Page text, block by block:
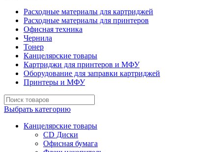
Расходные материалы для картриджей
Расходные материалы для принтеров
Офисная техника
Чернила
Тонер
Канцелярские товары
Картриджи для принтеров и МФУ
Оборудование для заправки картриджей
Принтеры и МФУ
Выбрать категорию
Канцелярские товары
CD Диски
Офисная бумага